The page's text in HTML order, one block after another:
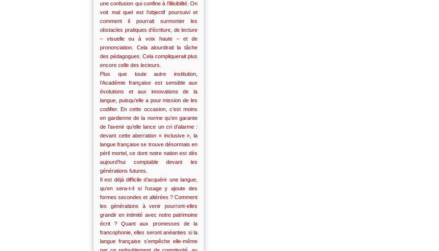
une confusion qui confine à l’illisibilité. On
voit mal quel est l’objectif poursuivi et
comment il pourrait surmonter les
obstacles pratiques d’écriture, de lecture
– visuelle ou à voix haute – et de
prononciation. Cela alourdirait la tâche
des pédagogues. Cela compliquerait plus
encore celle des lecteurs.
Plus que toute autre institution,
l’Académie française est sensible aux
évolutions et aux innovations de la
langue, puisqu’elle a pour mission de les
codifier. En cette occasion, c’est moins
en gardienne de la norme qu’en garante
de l’avenir qu’elle lance un cri d’alarme :
devant cette aberration « inclusive », la
langue française se trouve désormais en
péril mortel, ce dont notre nation est dès
aujourd’hui comptable devant les
générations futures.
Il est déjà difficile d’acquérir une langue,
qu’en sera-t-il si l’usage y ajoute des
formes secondes et altérées ? Comment
les générations à venir pourront-elles
grandir en intimité avec notre patrimoine
écrit ? Quant aux promesses de la
francophonie, elles seront anéanties si la
langue française s’empêche elle-même